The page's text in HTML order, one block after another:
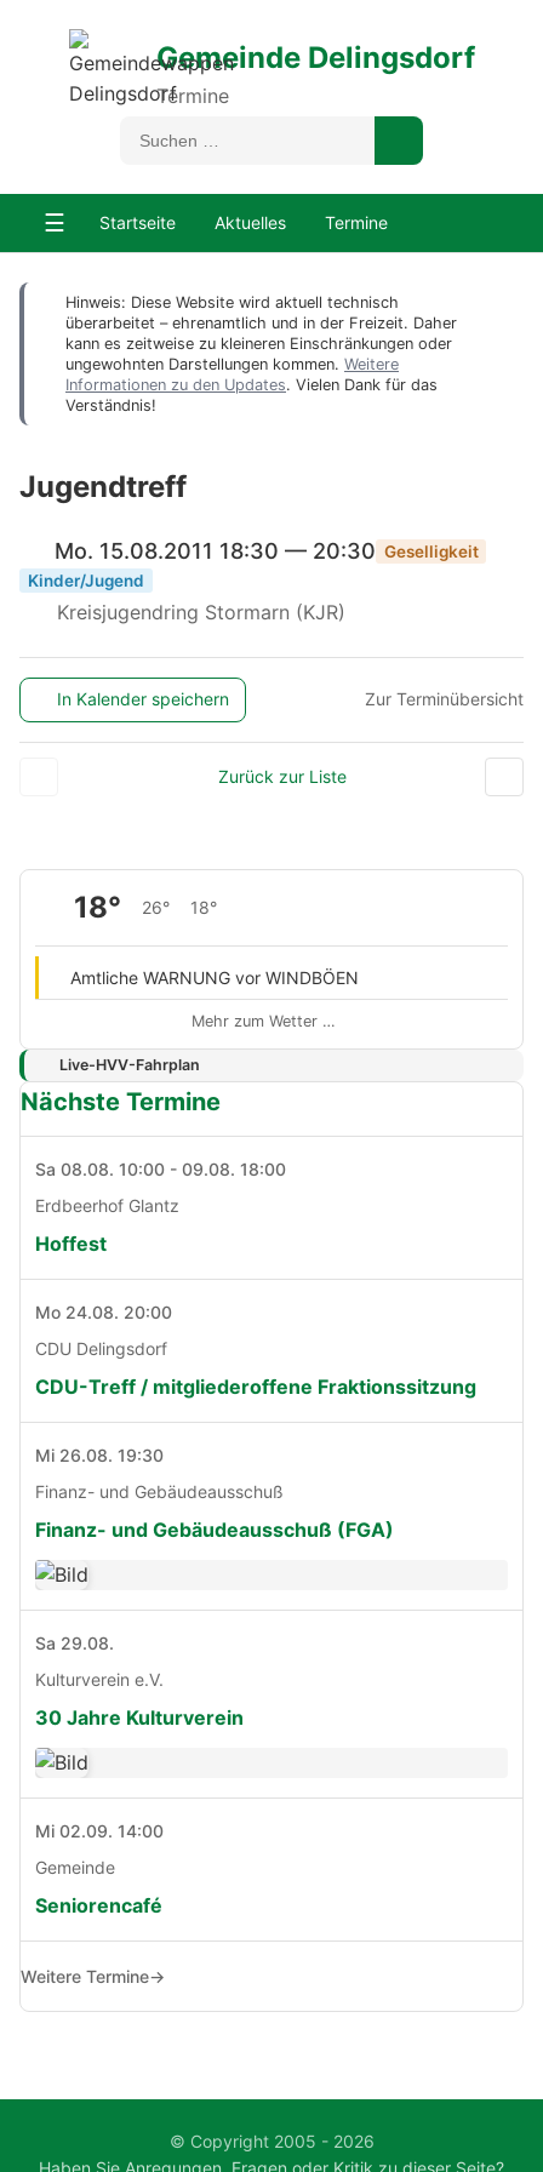
Gemeinde Delingsdorf
Termine
☰ Startseite Aktuelles Termine
Hinweis: Diese Website wird aktuell technisch
überarbeitet – ehrenamtlich und in der Freizeit. Daher
kann es zeitweise zu kleineren Einschränkungen oder
ungewohnten Darstellungen kommen. Weitere
Informationen zu den Updates. Vielen Dank für das
Verständnis!
Jugendtreff
Mo. 15.08.2011 18:30 — 20:30 Geselligkeit
Kinder/Jugend
Kreisjugendring Stormarn (KJR)
In Kalender speichern Zur Terminübersicht
Zurück zur Liste
18° 26° 18°
Amtliche WARNUNG vor WINDBÖEN
Mehr zum Wetter …
Live-HVV-Fahrplan
Nächste Termine
Sa 08.08. 10:00 - 09.08. 18:00
Erdbeerhof Glantz
Hoffest
Mo 24.08. 20:00
CDU Delingsdorf
CDU-Treff / mitgliederoffene Fraktionssitzung
Mi 26.08. 19:30
Finanz- und Gebäudeausschuß
Finanz- und Gebäudeausschuß (FGA)
Sa 29.08.
Kulturverein e.V.
30 Jahre Kulturverein
Mi 02.09. 14:00
Gemeinde
Seniorencafé
Weitere Termine→
© Copyright 2005 - 2026